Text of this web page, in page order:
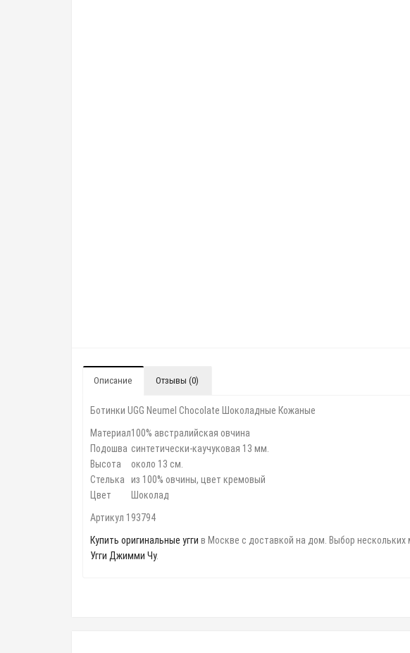
Описание Отзывы (0)
Ботинки UGG Neumel Chocolate Шоколадные Кожаные
Материал100% австралийская овчина
Подошва синтетически-каучуковая 13 мм.
Высота
около 13 см.
Стелька
из 100% овчины, цвет кремовый
Цвет
Шоколад
Артикул 193794
Купить оригинальные угги в Москве с доставкой на дом. Выбор
Угги Джимми Чу.